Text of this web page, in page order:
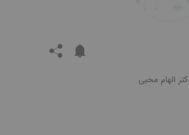
الهام محبی